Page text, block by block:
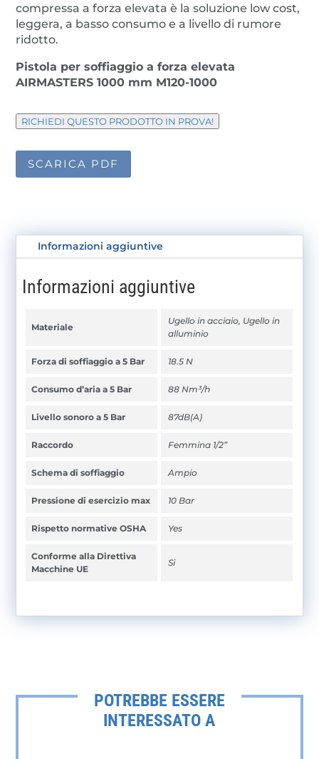
compressa a forza elevata è la soluzione low cost,
leggera, a basso consumo e a livello di rumore
ridotto.
Pistola per soffiaggio a forza elevata
AIRMASTERS 1000 mm M120-1000
RICHIEDI QUESTO PRODOTTO IN PROVA!
SCARICA PDF
Informazioni aggiuntive
Informazioni aggiuntive
Materiale
Ugello in acciaio, Ugello in
alluminio
Forza di soffiaggio a 5 Bar 18.5 N
Consumo d’aria a 5 Bar 88 Nm³/h
Livello sonoro a 5 Bar 87dB(A)
Raccordo Femmina 1/2”
Schema di soffiaggio Ampio
Pressione di esercizio max 10 Bar
Rispetto normative OSHA Yes
Conforme alla Direttiva
Macchine UE
Si
POTREBBE ESSERE
INTERESSATO A